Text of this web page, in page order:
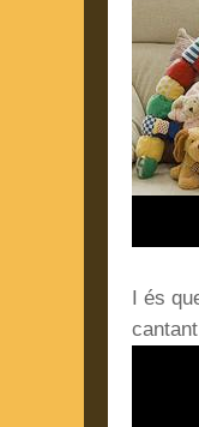
I és